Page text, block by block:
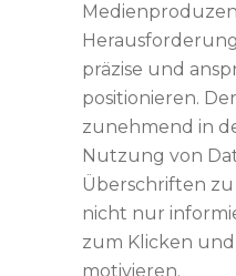
präzise und
positionieren.
zunehmend in
Nutzung von
Überschriften
nicht nur
zum Klicken
motivieren.